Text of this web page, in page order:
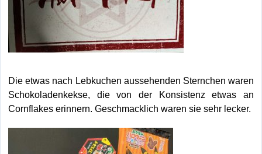
Die etwas nach Lebkuchen aussehenden Sternchen waren
Schokoladenkekse, die von der Konsistenz etwas an
Cornflakes erinnern. Geschmacklich waren sie sehr lecker.